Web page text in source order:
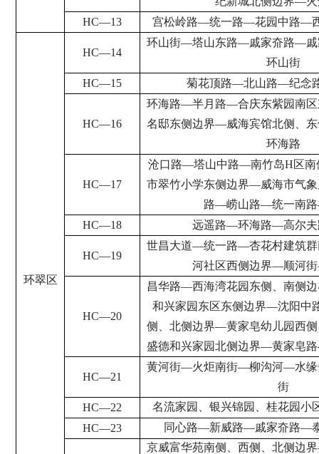
HC—13 宫松岭路—统一路—花园中路—
环翠区
HC—14
环山街—塔山东路—戚家夼路—
环山街
HC—15 菊花顶路—北山路—纪念
HC—16
环海路—半月路—合庆东紫园南
名邸东侧边界—威海宾馆北侧、
环海路
HC—17
沧口路—塔山中路—南竹岛H区
市翠竹小学东侧边界—威海市气
路—崂山路—统一南路
HC—18 远遥路—环海路—高尔
HC—19
世昌大道—统一路—杏花村建筑
河社区西侧边界—顺河街
HC—20
昌华路—西海湾花园东侧、南侧
和兴家园东区东侧边界—沈阳中
侧、北侧边界—黄家皂幼儿园西
盛德和兴家园北侧边界—黄家皂路
HC—21
黄河街—火炬南街—柳沟河—水
街
HC—22
名流家园、银兴锦园、桂花园小
HC—23 同心路—新威路—戚家夼路—
京威富华苑南侧、西侧、北侧边界